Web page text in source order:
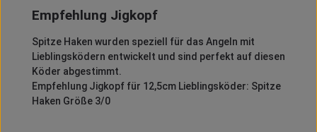
Empfehlung Jigkopf
Spitze Haken wurden speziell für das Angeln mit
Lieblingsködern entwickelt und sind perfekt auf diesen
Köder abgestimmt.
Empfehlung Jigkopf für 12,5cm Lieblingsköder: Spitze
Haken Größe 3/0